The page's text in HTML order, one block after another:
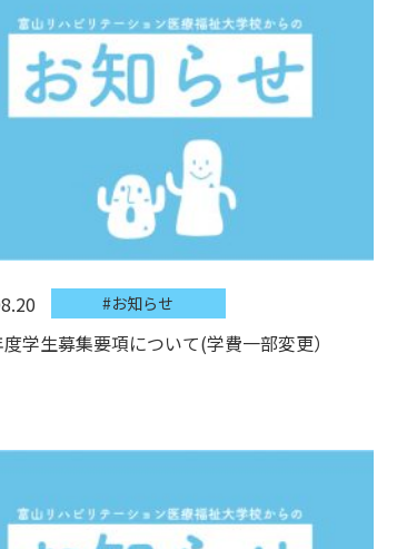
#お知らせ
学生募集要項について(学費一部変更）